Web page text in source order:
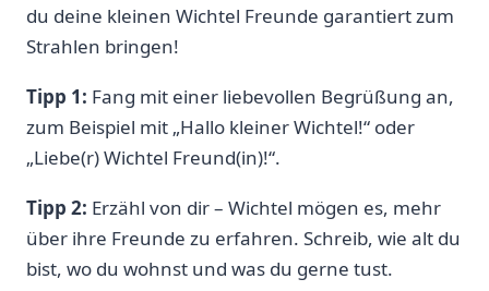
du deine kleinen Wichtel Freunde garantiert zum
Strahlen bringen!
Tipp 1: Fang mit einer liebevollen Begrüßung an,
zum Beispiel mit „Hallo kleiner Wichtel!“ oder
„Liebe(r) Wichtel Freund(in)!“.
Tipp 2: Erzähl von dir – Wichtel mögen es, mehr
über ihre Freunde zu erfahren. Schreib, wie alt du
bist, wo du wohnst und was du gerne tust.